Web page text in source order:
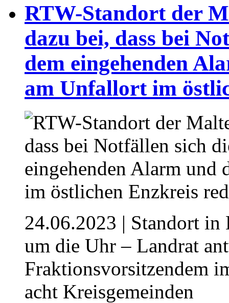
RTW-Standort der
dazu bei, dass bei
dem eingehenden
am Unfallort im
24.06.2023 | Standort in
um die Uhr – Landrat
Fraktionsvorsitzendem
acht Kreisgemeinden